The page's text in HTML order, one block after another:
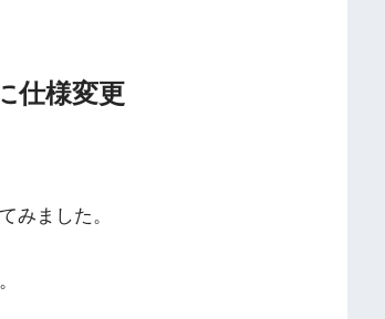
仕様変更
みました。